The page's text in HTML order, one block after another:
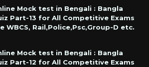
Mock test in Bengali : Bangla
Part-13 for All Competitive Exams
WBCS, Rail,Police,Psc,Group-D etc.
Mock test in Bengali : Bangla
Part-12 for All Competitive Exams